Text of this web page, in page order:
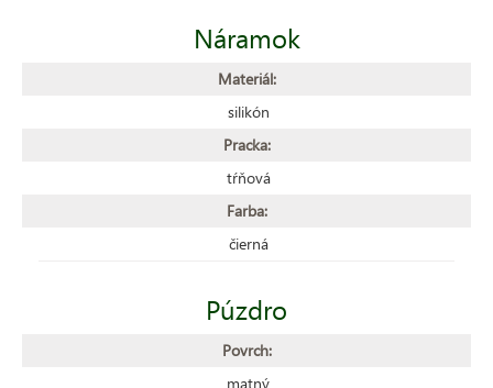
Náramok
Materiál:
silikón
Pracka:
tŕňová
Farba:
čierná
Púzdro
Povrch:
matný